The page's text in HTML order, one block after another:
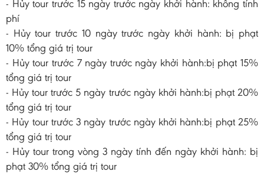
- Hủy tour trước 15 ngày trước ngày khởi hành: không tính
phí
- Hủy tour trước 10 ngày trước ngày khởi hành: bị phạt
10% tổng giá trị tour
- Hủy tour trước 7 ngày trước ngày khởi hành:bị phạt 15%
tổng giá trị tour
- Hủy tour trước 5 ngày trước ngày khởi hành:bị phạt 20%
tổng giá trị tour
- Hủy tour trước 3 ngày trước ngày khởi hành:bị phạt 25%
tổng giá trị tour
- Hủy tour trong vòng 3 ngày tính đến ngày khởi hành: bị
phạt 30% tổng giá trị tour